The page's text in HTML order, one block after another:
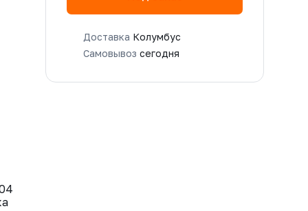
Доставка Колумбус
Самовывоз сегодня